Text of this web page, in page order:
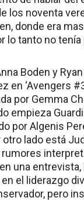
los noventa
donde era
lo tanto no tenía
Boden y
‘Avengers
por Gemma
empieza
por Algenis
lado está
una
el liderazgo
pero